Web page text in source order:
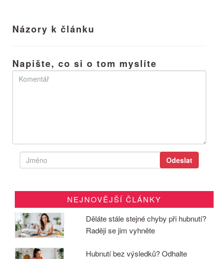
Názory k článku
Napište, co si o tom myslíte
NEJNOVĚJŠÍ ČLÁNKY
Děláte stále stejné chyby při hubnutí?
Raději se jim vyhněte
Hubnutí bez výsledků? Odhalte